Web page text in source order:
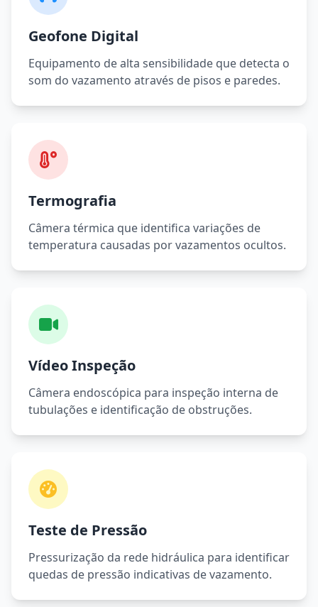
Geofone Digital
Equipamento de alta sensibilidade que detecta o
som do vazamento através de pisos e paredes.
Termografia
Câmera térmica que identifica variações de
temperatura causadas por vazamentos ocultos.
Vídeo Inspeção
Câmera endoscópica para inspeção interna de
tubulações e identificação de obstruções.
Teste de Pressão
Pressurização da rede hidráulica para identificar
quedas de pressão indicativas de vazamento.